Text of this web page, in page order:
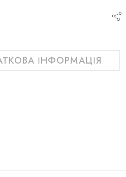
ІНФОРМАЦІЯ